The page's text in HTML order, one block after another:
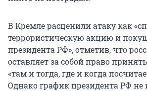
В Кремле расценили атаку как
террористическую акцию и
президента РФ», отметив, что
оставляет за собой право
«там и тогда, где и когда
Однако график президента РФ не